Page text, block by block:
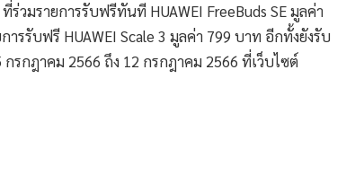
มรายการรับฟรีทันที HUAWEI FreeBuds SE มูลค่า
รรับฟรี HUAWEI Scale 3 มูลค่า 799 บาท อีกทั้งยังรับ
กฎาคม 2566 ถึง 12 กรกฎาคม 2566 ที่เว็บไซต์